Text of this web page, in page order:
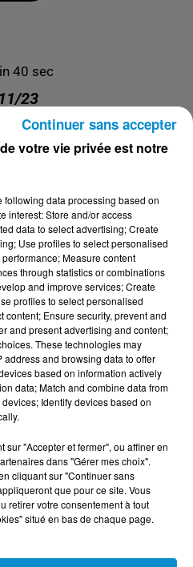
40 sec
23
- 24/07/26
- 23/07/26
- 22/07/26
votre vie privée est notre
following data processing based on
interest: Store and/or access
data to select advertising; Create
Use profiles to select personalised
Measure content
through statistics or combinations
and improve services; Create
profiles to select personalised
content; Ensure security, prevent and
and present advertising and content;
These technologies may
and browsing data to offer
based on information actively
data; Match and combine data from
Identify devices based on
sur "Accepter et fermer", ou affiner en
dans "Gérer mes choix".
cliquant sur "Continuer sans
que pour ce site. Vous
retirer votre consentement à tout
situé en bas de chaque page.
Continuer sans accepter